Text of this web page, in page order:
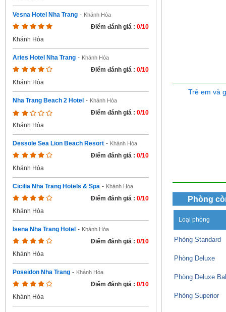
Vesna Hotel Nha Trang - Khánh Hòa
Điểm đánh giá : 0/10
Khánh Hòa
Aries Hotel Nha Trang - Khánh Hòa
Điểm đánh giá : 0/10
Khánh Hòa
Nha Trang Beach 2 Hotel - Khánh Hòa
Điểm đánh giá : 0/10
Khánh Hòa
Dessole Sea Lion Beach Resort - Khánh Hòa
Điểm đánh giá : 0/10
Khánh Hòa
Cicilia Nha Trang Hotels & Spa - Khánh Hòa
Điểm đánh giá : 0/10
Khánh Hòa
Isena Nha Trang Hotel - Khánh Hòa
Điểm đánh giá : 0/10
Khánh Hòa
Poseidon Nha Trang - Khánh Hòa
Điểm đánh giá : 0/10
Khánh Hòa
Trẻ em và
Phòng
Loại phòng
Phòng Standard
Phòng Deluxe
Phòng Deluxe
Phòng Superior